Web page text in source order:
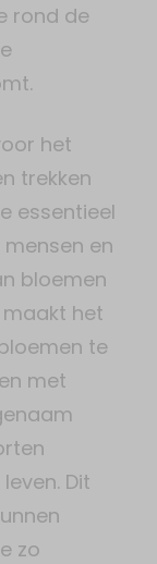
rond de
het
trekken
essentieel
en
bloemen
het
te
met
Dit
zo